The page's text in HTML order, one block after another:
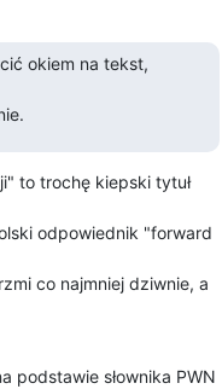
okiem na tekst,
to trochę kiepski tytuł
odpowiednik "forward
co najmniej dziwnie, a
podstawie słownika PWN